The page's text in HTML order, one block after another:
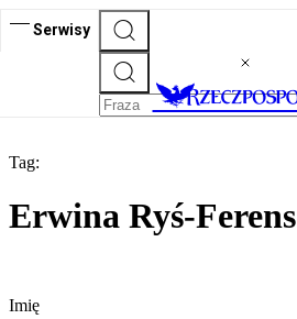
Serwisy
Tag:
Erwina Ryś-Ferens
Imię